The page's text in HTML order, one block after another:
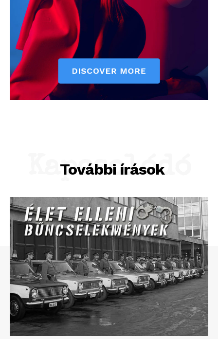
További írások
Kapcsolódó